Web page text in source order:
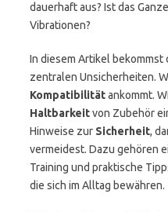
dauerhaft aus? Ist das
Vibrationen?
In diesem Artikel
zentralen Unsicherheiten.
Kompatibilitätankommt.
Haltbarkeitvon Zubehör
Hinweise zur Sicherheit,
vermeidest. Dazu gehören
Training und praktische
die sich im Alltag bewähren.